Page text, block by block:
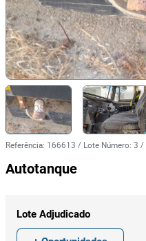
Referência: 166613 / Lote Número: 3 /
Autotanque
Lote Adjudicado